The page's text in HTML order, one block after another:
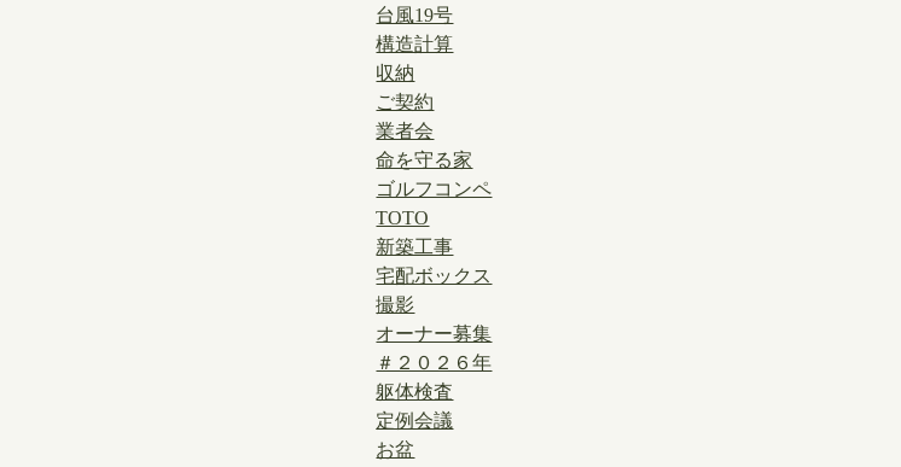
台風19号
構造計算
収納
ご契約
業者会
命を守る家
ゴルフコンペ
TOTO
新築工事
宅配ボックス
撮影
オーナー募集
＃２０２６年
躯体検査
定例会議
お盆